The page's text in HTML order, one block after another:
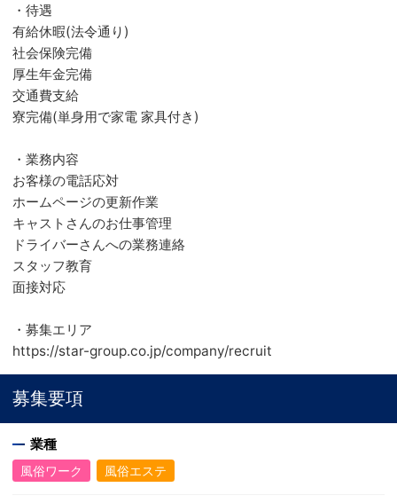
・待遇
有給休暇(法令通り)
社会保険完備
厚生年金完備
交通費支給
寮完備(単身用で家電 家具付き)
・業務内容
お客様の電話応対
ホームページの更新作業
キャストさんのお仕事管理
ドライバーさんへの業務連絡
スタッフ教育
面接対応
・募集エリア
https://star-group.co.jp/company/recruit
募集要項
業種
風俗ワーク 風俗エステ